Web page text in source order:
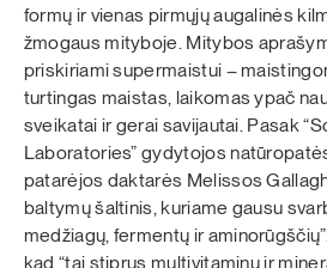
formų ir vienas pirmųjų augalinės
žmogaus mityboje. Mitybos
priskiriami supermaistui –
turtingas maistas, laikomas ypač
sveikatai ir gerai savijautai. Pasak
Laboratories” gydytojos
patarėjos daktarės Melissos
baltymų šaltinis, kuriame gausu
medžiagų, fermentų ir
kad “tai stiprus multivitaminų ir